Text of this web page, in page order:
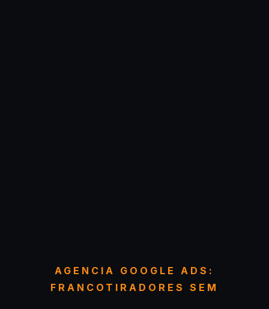
AGENCIA GOOGLE ADS:
FRANCOTIRADORES SEM